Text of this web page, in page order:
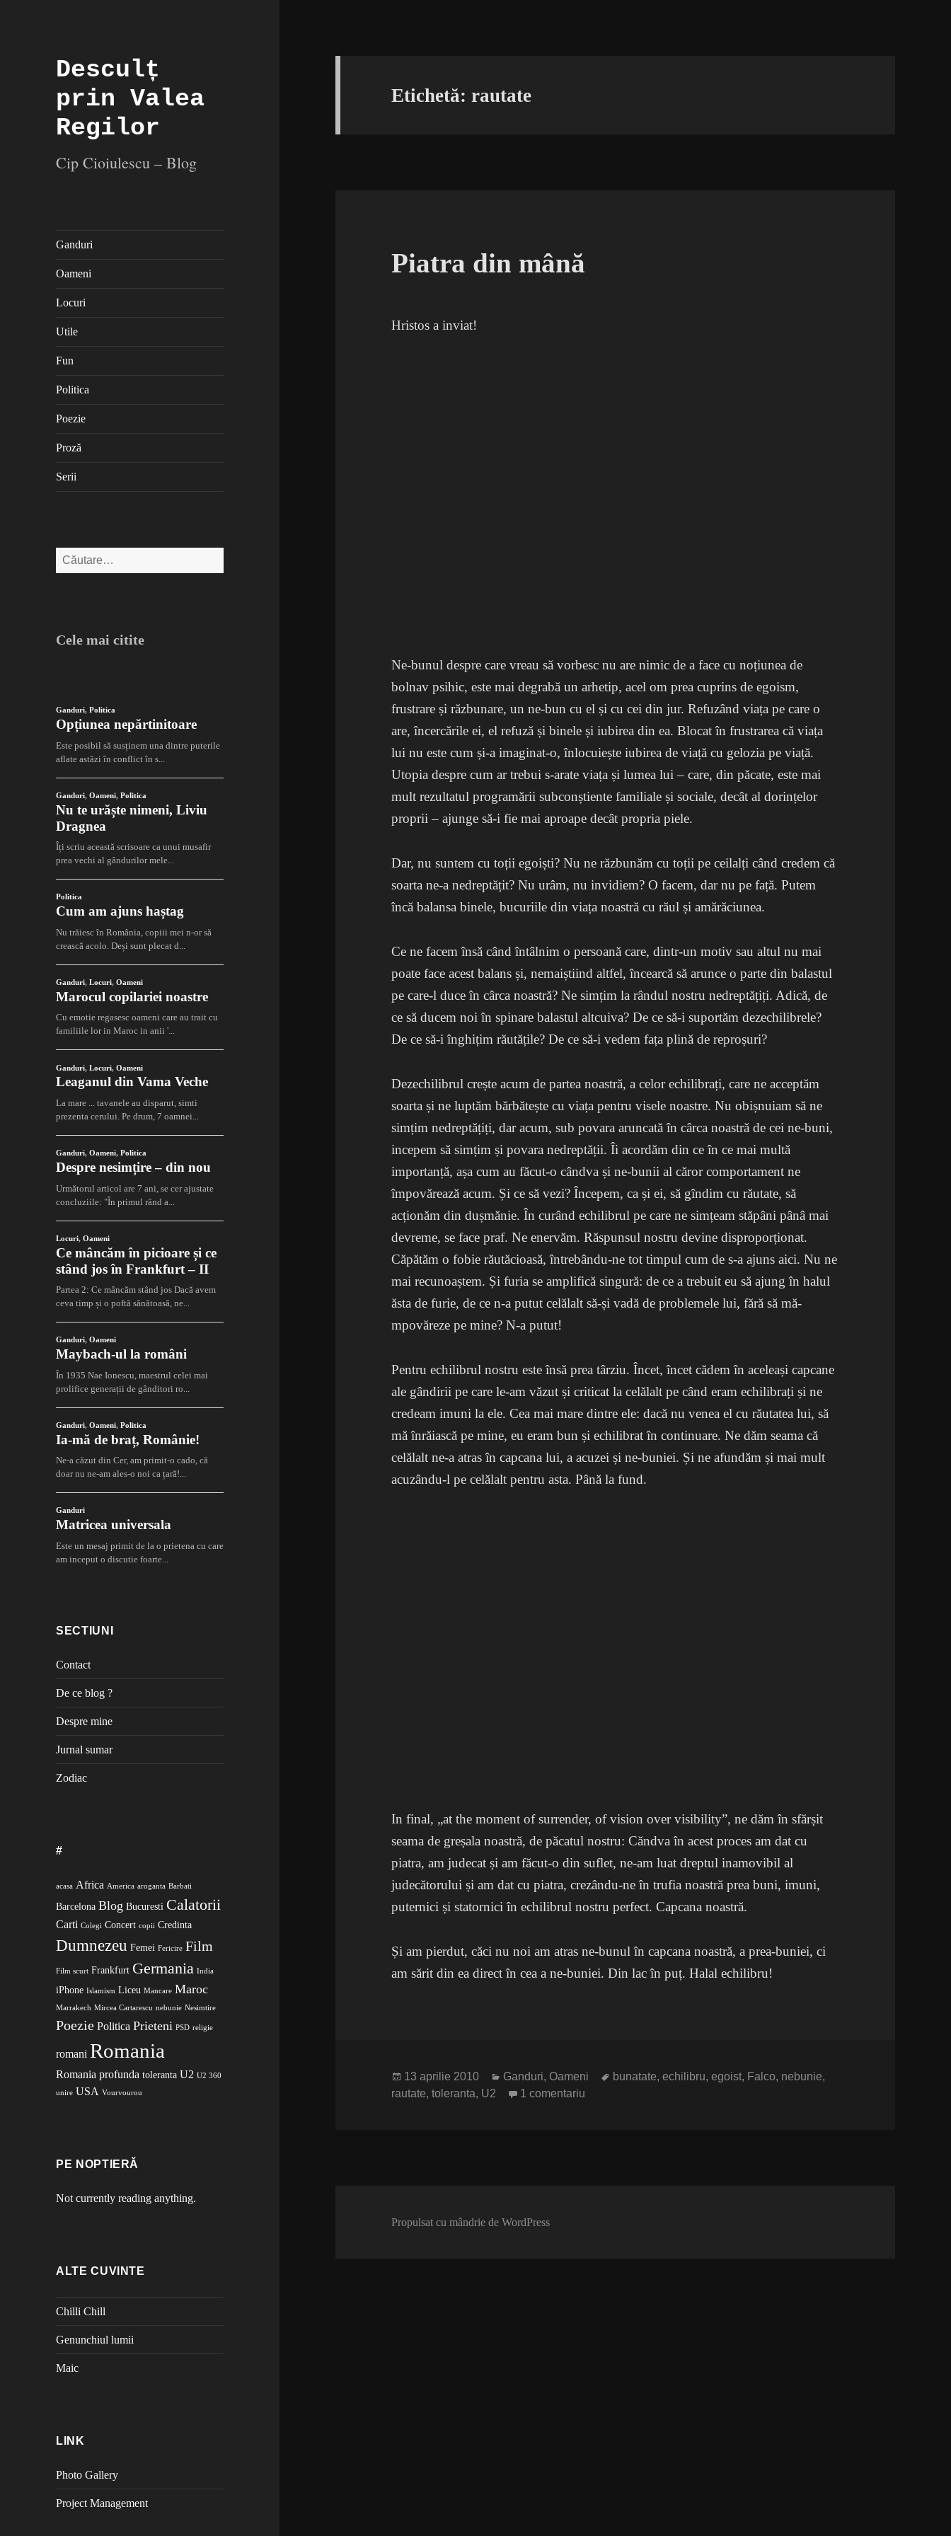
Desculț
prin Valea
Regilor
Cip Cioiulescu – Blog
Ganduri
Oameni
Locuri
Utile
Fun
Politica
Poezie
Proză
Serii
Caută
după:
Cele mai citite
SECTIUNI
Contact
De ce blog ?
Despre mine
Jurnal sumar
Zodiac
#
acasa Africa America aroganta Barbati
Barcelona Blog Bucuresti Calatorii
Carti Colegi Concert copii Credinta
Dumnezeu Femei Fericire Film
Film scurt Frankfurt Germania India
iPhone Islamism Liceu Mancare Maroc
Marrakech Mircea Cartarescu nebunie Nesimtire
Poezie Politica Prieteni PSD religie
romani Romania
Romania profunda toleranta U2 U2 360
unire USA Vourvourou
PE NOPTIERĂ
Not currently reading anything.
ALTE CUVINTE
Chilli Chill
Genunchiul lumii
Maic
LINK
Photo Gallery
Project Management
Etichetă:rautate
Piatra din mână
Hristos a inviat!
Ne-bunul despre care vreau să vorbesc nu are nimic de a face cu noțiunea de
bolnav psihic, este mai degrabă un arhetip, acel om prea cuprins de egoism,
frustrare și răzbunare, un ne-bun cu el și cu cei din jur. Refuzând viața pe care o
are, încercările ei, el refuză și binele și iubirea din ea. Blocat în frustrarea că viața
lui nu este cum și-a imaginat-o, înlocuiește iubirea de viață cu gelozia pe viață.
Utopia despre cum ar trebui s-arate viața și lumea lui – care, din păcate, este mai
mult rezultatul programării subconștiente familiale și sociale, decât al dorințelor
proprii – ajunge să-i fie mai aproape decât propria piele.
Dar, nu suntem cu toții egoiști? Nu ne răzbunăm cu toții pe ceilalți când credem că
soarta ne-a nedreptățit? Nu urâm, nu invidiem? O facem, dar nu pe față. Putem
încă balansa binele, bucuriile din viața noastră cu răul și amărăciunea.
Ce ne facem însă când întâlnim o persoană care, dintr-un motiv sau altul nu mai
poate face acest balans și, nemaiștiind altfel, încearcă să arunce o parte din balastul
pe care-l duce în cârca noastră? Ne simțim la rândul nostru nedreptățiți. Adică, de
ce să ducem noi în spinare balastul altcuiva? De ce să-i suportăm dezechilibrele?
De ce să-i înghițim răutățile? De ce să-i vedem fața plină de reproșuri?
Dezechilibrul crește acum de partea noastră, a celor echilibrați, care ne acceptăm
soarta și ne luptăm bărbătește cu viața pentru visele noastre. Nu obișnuiam să ne
simțim nedreptățiți, dar acum, sub povara aruncată în cârca noastră de cei ne-buni,
incepem să simțim și povara nedreptății. Îi acordăm din ce în ce mai multă
importanță, așa cum au făcut-o cândva și ne-bunii al căror comportament ne
împovărează acum. Și ce să vezi? Începem, ca și ei, să gîndim cu răutate, să
acționăm din dușmănie. În curând echilibrul pe care ne simțeam stăpâni pânâ mai
devreme, se face praf. Ne enervăm. Răspunsul nostru devine disproporționat.
Căpătăm o fobie răutăcioasă, întrebându-ne tot timpul cum de s-a ajuns aici. Nu ne
mai recunoaștem. Și furia se amplifică singură: de ce a trebuit eu să ajung în halul
ăsta de furie, de ce n-a putut celălalt să-și vadă de problemele lui, fără să mă-
mpovăreze pe mine? N-a putut!
Pentru echilibrul nostru este însă prea târziu. Încet, încet cădem în aceleași capcane
ale gândirii pe care le-am văzut și criticat la celălalt pe când eram echilibrați și ne
credeam imuni la ele. Cea mai mare dintre ele: dacă nu venea el cu răutatea lui, să
mă înrăiască pe mine, eu eram bun și echilibrat în continuare. Ne dăm seama că
celălalt ne-a atras în capcana lui, a acuzei și ne-buniei. Și ne afundăm și mai mult
acuzându-l pe celălalt pentru asta. Până la fund.
In final, „at the moment of surrender, of vision over visibility”, ne dăm în sfărșit
seama de greșala noastră, de păcatul nostru: Căndva în acest proces am dat cu
piatra, am judecat și am făcut-o din suflet, ne-am luat dreptul inamovibil al
judecătorului și am dat cu piatra, crezându-ne în trufia noastră prea buni, imuni,
puternici și statornici în echilibrul nostru perfect. Capcana noastră.
Și am pierdut, căci nu noi am atras ne-bunul în capcana noastră, a prea-buniei, ci
am sărit din ea direct în cea a ne-buniei. Din lac în puț. Halal echilibru!
Publicat
pe
13 aprilie 2010 Categorii
Ganduri, Oameni Etichete
bunatate,echilibru,egoist, Falco, nebunie,
rautate,toleranta, U2 1 comentariu
Propulsat cu mândrie de WordPress